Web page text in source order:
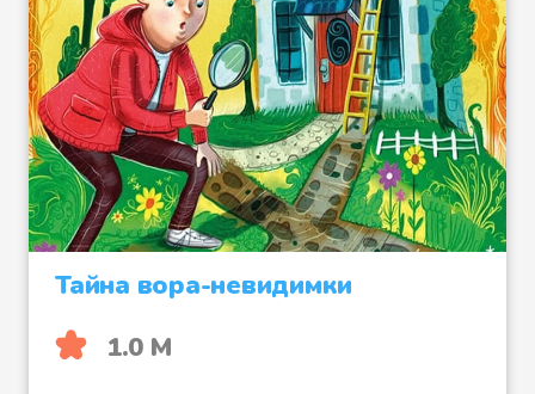
Тайна вора-невидимки
1.0 М